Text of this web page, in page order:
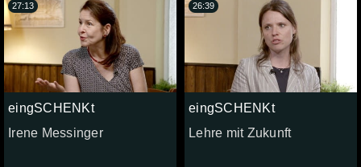
eingSCHENKt
Irene Messinger
27:13
eingSCHENKt
Lehre mit Zukunft
26:39